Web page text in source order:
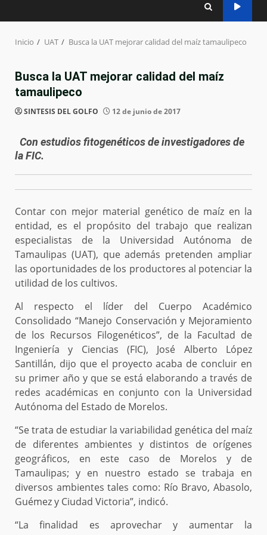
Inicio UAT Busca la UAT mejorar calidad del maíz tamaulipeco
Busca la UAT mejorar calidad del maíz
tamaulipeco
SINTESIS DEL GOLFO 12 de junio de 2017
Con estudios fitogenéticos de investigadores de
la FIC.
Contar con mejor material genético de maíz en la
entidad, es el propósito del trabajo que realizan
especialistas de la Universidad Autónoma de
Tamaulipas (UAT), que además pretenden ampliar
las oportunidades de los productores al potenciar la
utilidad de los cultivos.
Al respecto el líder del Cuerpo Académico
Consolidado “Manejo Conservación y Mejoramiento
de los Recursos Filogenéticos”, de la Facultad de
Ingeniería y Ciencias (FIC), José Alberto López
Santillán, dijo que el proyecto acaba de concluir en
su primer año y que se está elaborando a través de
redes académicas en conjunto con la Universidad
Autónoma del Estado de Morelos.
“Se trata de estudiar la variabilidad genética del maíz
de diferentes ambientes y distintos de orígenes
geográficos, en este caso de Morelos y de
Tamaulipas; y en nuestro estado se trabaja en
diversos ambientes tales como: Río Bravo, Abasolo,
Guémez y Ciudad Victoria”, indicó.
“La finalidad es aprovechar y aumentar la